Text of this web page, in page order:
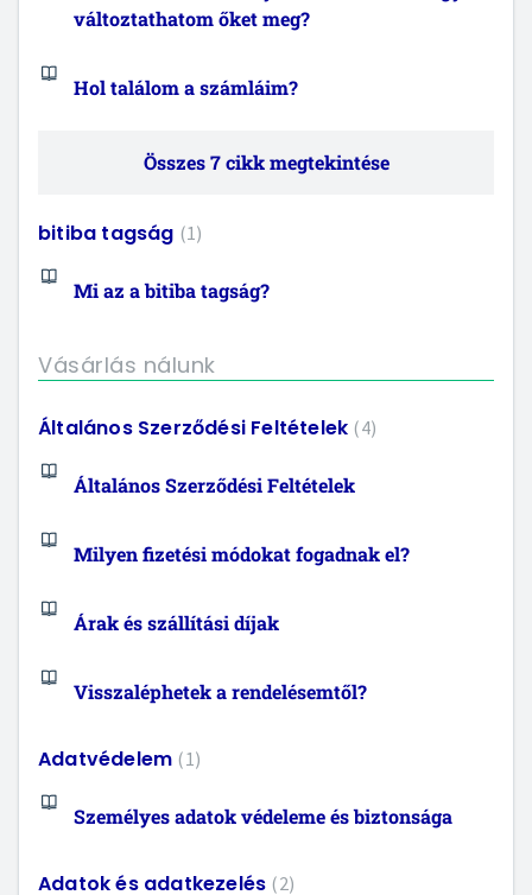
változtathatom őket meg?
Hol találom a számláim?
Összes 7 cikk megtekintése
bitiba tagság 1
Mi az a bitiba tagság?
Vásárlás nálunk
Általános Szerződési Feltételek 4
Általános Szerződési Feltételek
Milyen fizetési módokat fogadnak el?
Árak és szállítási díjak
Visszaléphetek a rendelésemtől?
Adatvédelem 1
Személyes adatok védeleme és biztonsága
Adatok és adatkezelés 2